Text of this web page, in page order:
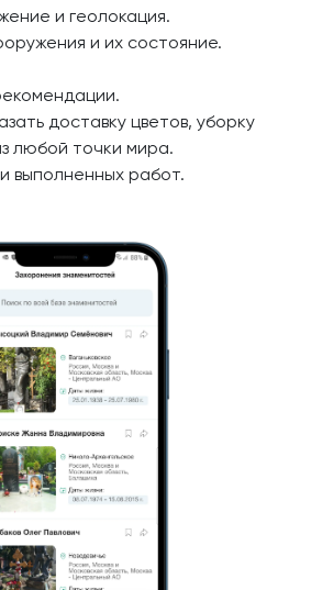
и геолокация.
и их состояние.
доставку цветов, уборку
любой точки мира.
выполненных работ.